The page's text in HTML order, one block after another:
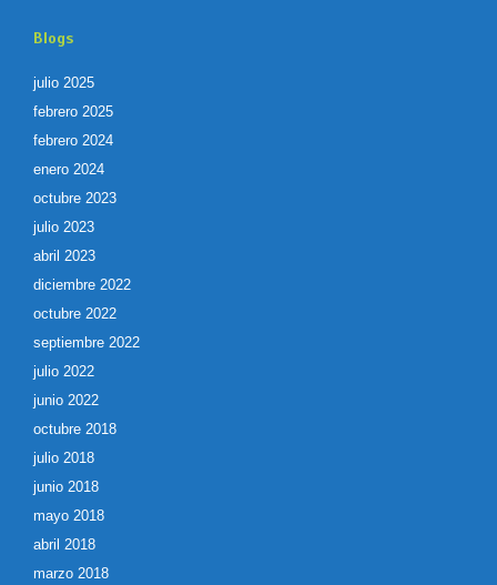
Blogs
julio 2025
febrero 2025
febrero 2024
enero 2024
octubre 2023
julio 2023
abril 2023
diciembre 2022
octubre 2022
septiembre 2022
julio 2022
junio 2022
octubre 2018
julio 2018
junio 2018
mayo 2018
abril 2018
marzo 2018